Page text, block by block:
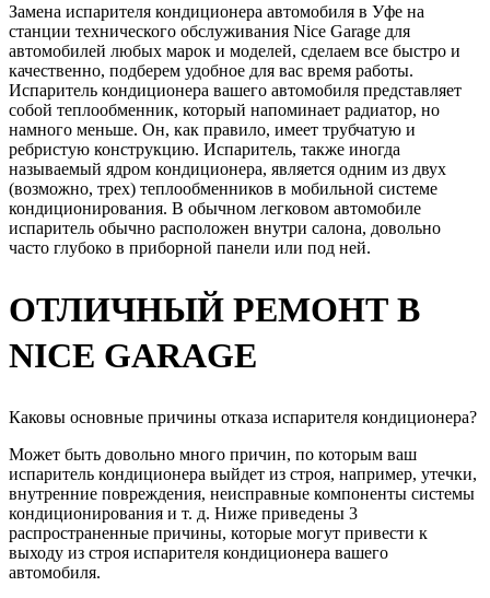
Замена испарителя кондиционера автомобиля в Уфе на
станции технического обслуживания Nice Garage для
автомобилей любых марок и моделей, сделаем все быстро и
качественно, подберем удобное для вас время работы.
Испаритель кондиционера вашего автомобиля представляет
собой теплообменник, который напоминает радиатор, но
намного меньше. Он, как правило, имеет трубчатую и
ребристую конструкцию. Испаритель, также иногда
называемый ядром кондиционера, является одним из двух
(возможно, трех) теплообменников в мобильной системе
кондиционирования. В обычном легковом автомобиле
испаритель обычно расположен внутри салона, довольно
часто глубоко в приборной панели или под ней.
ОТЛИЧНЫЙ РЕМОНТ В
NICE GARAGE
Каковы основные причины отказа испарителя кондиционера?
Может быть довольно много причин, по которым ваш
испаритель кондиционера выйдет из строя, например, утечки,
внутренние повреждения, неисправные компоненты системы
кондиционирования и т. д. Ниже приведены 3
распространенные причины, которые могут привести к
выходу из строя испарителя кондиционера вашего
автомобиля.